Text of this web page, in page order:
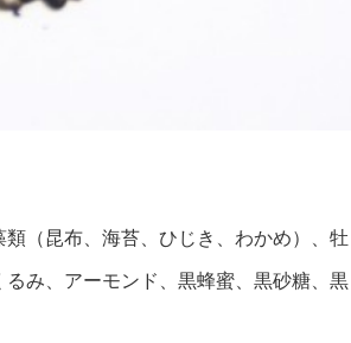
（昆布、海苔、ひじき、わかめ）、牡
み、アーモンド、黒蜂蜜、黒砂糖、黒